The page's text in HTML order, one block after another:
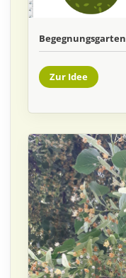
Begegnungsgarten
Zur Idee